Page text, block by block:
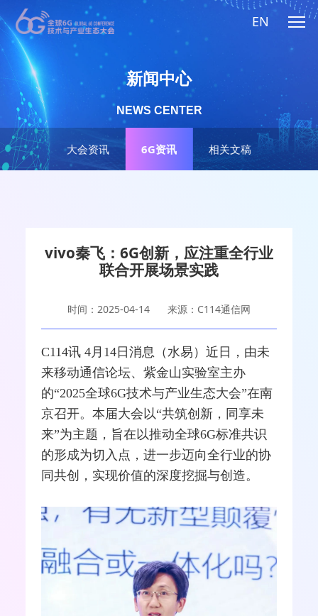
EN
大会资讯 6G资讯 相关文稿
新闻中心
NEWS CENTER
vivo秦飞：6G创新，应注重全行业
联合开展场景实践
时间：2025-04-14 来源：C114通信网
C114讯 4月14日消息（水易）近日，由未
来移动通信论坛、紫金山实验室主办
的“2025全球6G技术与产业生态大会”在南
京召开。本届大会以“共筑创新，同享未
来”为主题，旨在以推动全球6G标准共识
的形成为切入点，进一步迈向全行业的协
同共创，实现价值的深度挖掘与创造。